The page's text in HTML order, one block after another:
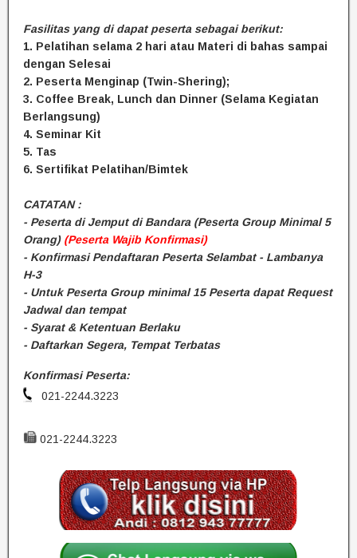
Fasilitas yang di dapat peserta sebagai berikut:
1. Pelatihan selama 2 hari atau Materi di bahas sampai
dengan Selesai
2. Peserta Menginap (Twin-Shering);
3. Coffee Break, Lunch dan Dinner (Selama Kegiatan
Berlangsung)
4. Seminar Kit
5. Tas
6. Sertifikat Pelatihan/Bimtek
CATATAN :
- Peserta di Jemput di Bandara (Peserta Group Minimal 5
Orang) (Peserta Wajib Konfirmasi)
- Konfirmasi Pendaftaran Peserta Selambat - Lambanya
H-3
- Untuk Peserta Group minimal 15 Peserta dapat Request
Jadwal dan tempat
- Syarat & Ketentuan Berlaku
- Daftarkan Segera, Tempat Terbatas
Konfirmasi Peserta:
021-2244.3223
021-2244.3223